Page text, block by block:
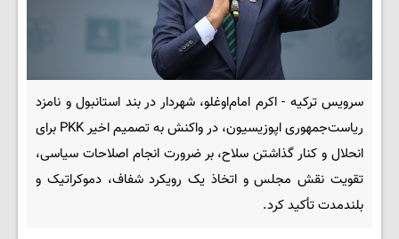
سرویس ترکیه - اکرم امام‌اوغلو، شهردار در بند استانبول و نامزد
ریاست‌جمهوری اپوزیسیون، در واکنش به تصمیم اخیر PKK برای
انحلال و کنار گذاشتن سلاح، بر ضرورت انجام اصلاحات سیاسی،
تقویت نقش مجلس و اتخاذ یک رویکرد شفاف، دموکراتیک و
بلندمدت تأکید کرد.